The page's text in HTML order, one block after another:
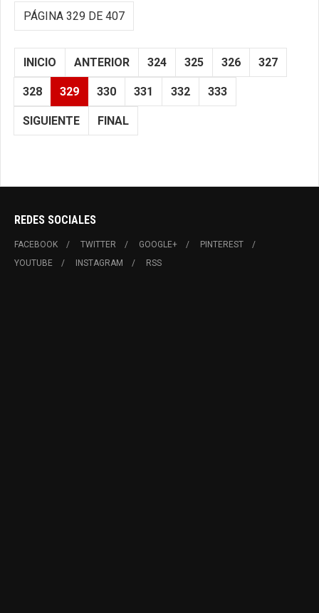
PÁGINA 329 DE 407
INICIO ANTERIOR 324 325 326 327
328 329 330 331 332 333
SIGUIENTE FINAL
REDES SOCIALES
FACEBOOK TWITTER GOOGLE+
PINTEREST
YOUTUBE
INSTAGRAM RSS